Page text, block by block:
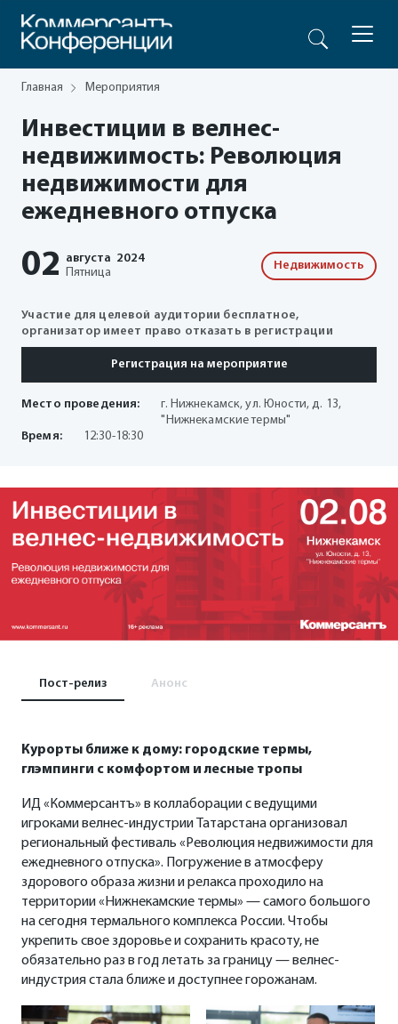
Главная Мероприятия
Инвестиции в велнес-
недвижимость: Революция
недвижимости для
ежедневного отпуска
02 августа 2024
Пятница
Недвижимость
Участие для целевой аудитории бесплатное,
организатор имеет право отказать в регистрации
Регистрация на мероприятие
Место проведения:
г. Нижнекамск, ул. Юности, д. 13,
"Нижнекамские термы"
Время:
12:30-18:30
Пост-релиз Анонс
Курорты ближе к дому: городские термы,
глэмпинги с комфортом и лесные тропы
ИД «Коммерсантъ» в коллаборации с ведущими
игроками велнес-индустрии Татарстана организовал
региональный фестиваль «Революция недвижимости для
ежедневного отпуска». Погружение в атмосферу
здорового образа жизни и релакса проходило на
территории «Нижнекамские термы» — самого большого
на сегодня термального комплекса России. Чтобы
укрепить свое здоровье и сохранить красоту, не
обязательно раз в год летать за границу — велнес-
индустрия стала ближе и доступнее горожанам.